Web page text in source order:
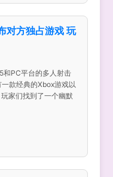
对方独占游戏 玩
和PC平台的多人射击
款经典的Xbox游戏以
家们找到了一个幽默